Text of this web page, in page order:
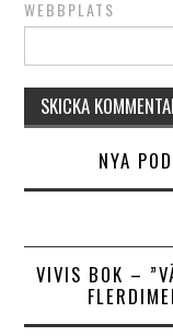
WEBBPLATS
NYA
VIVIS BOK –